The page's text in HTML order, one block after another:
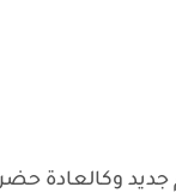
جديد وكالعادة